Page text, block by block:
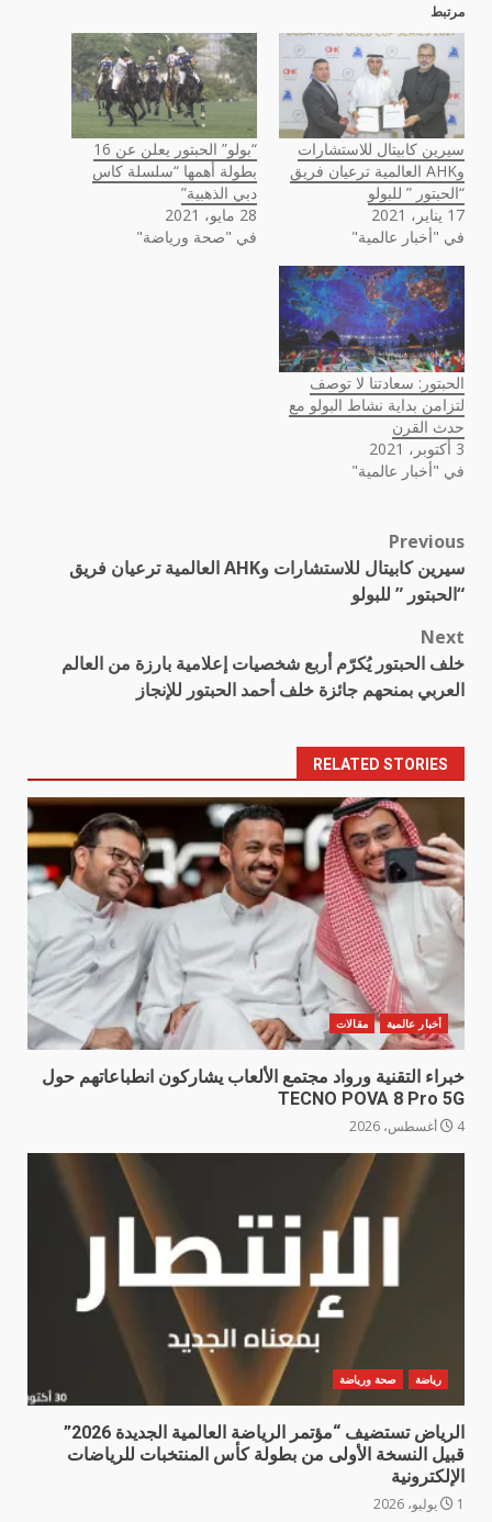
مرتبط
سيرين كابيتال للاستشارات
وAHK العالمية ترعيان فريق
“الحبتور ” للبولو
17 يناير، 2021
في "أخبار عالمية"
“بولو” الحبتور يعلن عن 16
بطولة أهمها “سلسلة كاس
دبي الذهبية”
28 مايو، 2021
في "صحة ورياضة"
الحبتور: سعادتنا لا توصف
لتزامن بداية نشاط البولو مع
حدث القرن
3 أكتوبر، 2021
في "أخبار عالمية"
Post
navigation
Previous
سيرين كابيتال للاستشارات وAHK العالمية ترعيان فريق
“الحبتور ” للبولو
Next
خلف الحبتور يُكرّم أربع شخصيات إعلامية بارزة من العالم
العربي بمنحهم جائزة خلف أحمد الحبتور للإنجاز
RELATED STORIES
أخبار عالمية مقالات
خبراء التقنية ورواد مجتمع الألعاب يشاركون انطباعاتهم حول
TECNO POVA 8 Pro 5G
4 أغسطس، 2026
رياضة صحة ورياضة
الرياض تستضيف “مؤتمر الرياضة العالمية الجديدة 2026”
قبيل النسخة الأولى من بطولة كأس المنتخبات للرياضات
الإلكترونية
1 يوليو، 2026